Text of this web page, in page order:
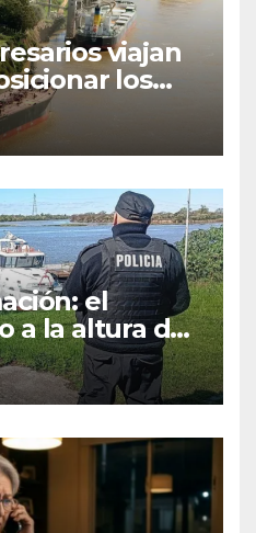
viajan
los
Santa Fe
las
mineras
el
a la altura del
es el de
el